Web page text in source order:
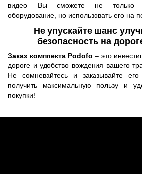
видео Вы сможете не только
оборудование, но использовать его на
Не упускайте шанс
безопасность на
Заказ комплекта Podofo – это
дороге и удобство вождения вашего
Не сомневайтесь и заказывайте
получить максимальную пользу и
покупки!